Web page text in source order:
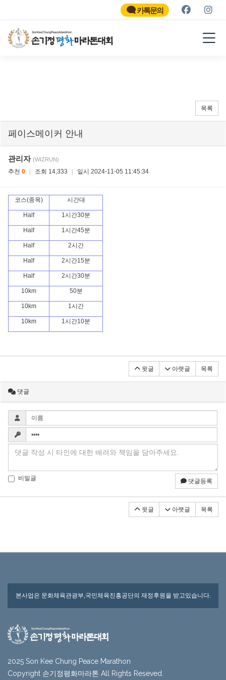
카톡문의
MARATHON
2026
목록
페이스메이커 안내
관리자 (WIZRUN)
추천 0 조회 14,333 일시 2024-11-05 11:45:34
코스(종목) 시간대
Half 1시간30분
Half 1시간45분
Half 2시간
Half 2시간15분
Half 2시간30분
10km 50분
10km 1시간
10km 1시간10분
윗글 아랫글 목록
댓글
비밀글 댓글등록
윗글 아랫글 목록
본사업은 문화체육관광부,국민체육진흥공단의 재정후원을 받고있습니다.
2025 Son Kee Chung Peace Marathon
Copyright 손기정평화마라톤 All Rights Reseved.